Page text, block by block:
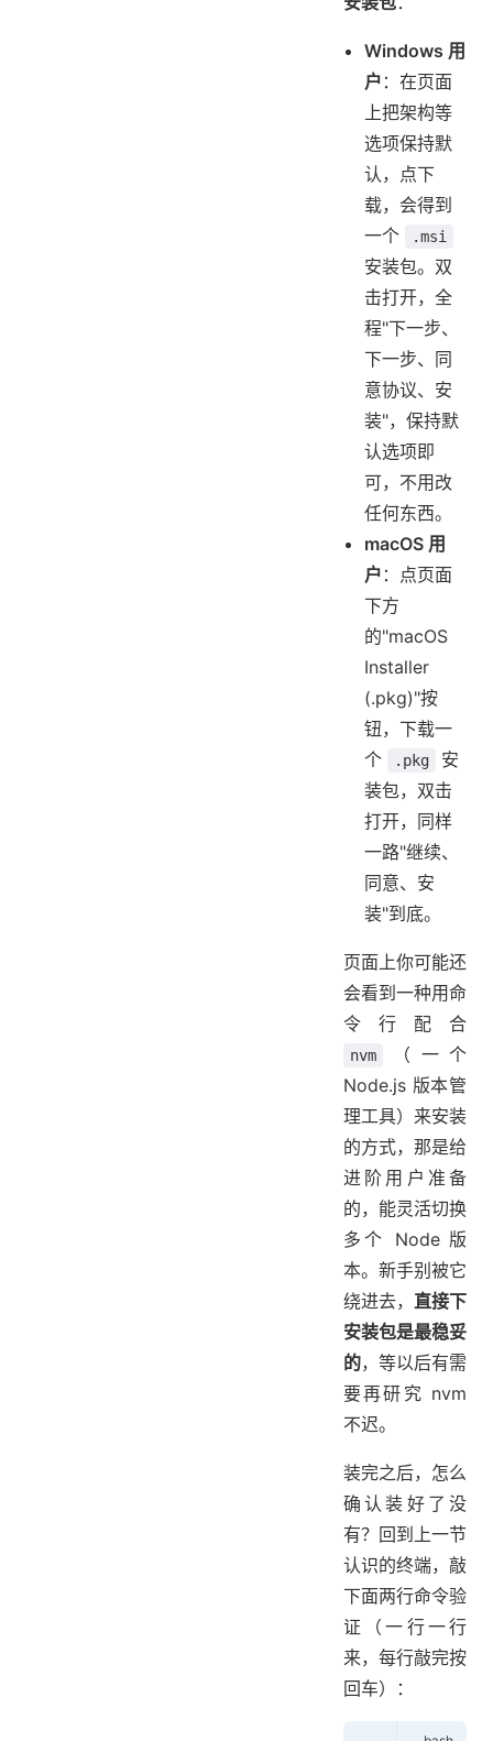
Windows 用
户 ：在页面
上把架构等
选项保持默
认，点下
载，会得到
一个
.msi
安装包。双
击打开，全
程"下一步、
下一步、同
意协议、安
装"，保持默
认选项即
可，不用改
任何东西。
macOS 用
户 ：点页面
下方
的"macOS
Installer
(.pkg)"按
钮，下载一
个
.pkg
安
装包，双击
打开，同样
一路"继续、
同意、安
装"到底。
页面上你可能还
会看到一种用命
令行配合
nvm
（一个
Node.js 版本管
理工具）来安装
的方式，那是给
进阶用户准备
的，能灵活切换
多个 Node 版
本。新手别被它
绕进去， 直接下
安装包是最稳妥
的，等以后有需
要再研究 nvm
不迟。
装完之后，怎么
确认装好了没
有？回到上一节
认识的终端，敲
下面两行命令验
证（一行一行
来，每行敲完按
回车）：